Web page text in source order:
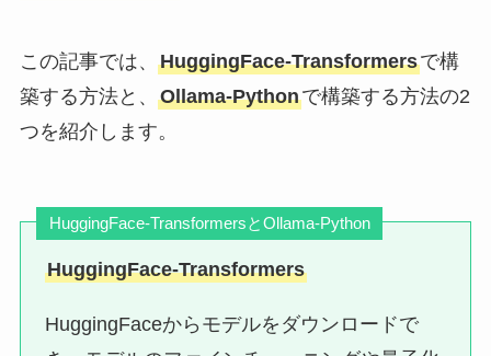
この記事では、 HuggingFace-Transformersで構
築する方法と、 Ollama-Pythonで構築する方法の2
つを紹介します。
HuggingFace-TransformersとOllama-Python
HuggingFace-Transformers
HuggingFaceからモデルをダウンロードで